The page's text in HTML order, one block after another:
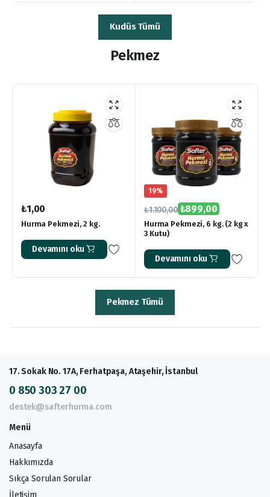
Kudüs Tümü
Pekmez
₺1,00
Hurma Pekmezi, 2 kg.
Devamını oku
19%
₺1.100,00 ₺899,00
Hurma Pekmezi, 6 kg. (2 kg x
3 Kutu)
Devamını oku
Pekmez Tümü
17. Sokak No. 17A, Ferhatpaşa, Ataşehir, İstanbul
0 850 303 27 00
destek@safterhurma.com
Menü
Anasayfa
Hakkımızda
Sıkça Sorulan Sorular
İletişim